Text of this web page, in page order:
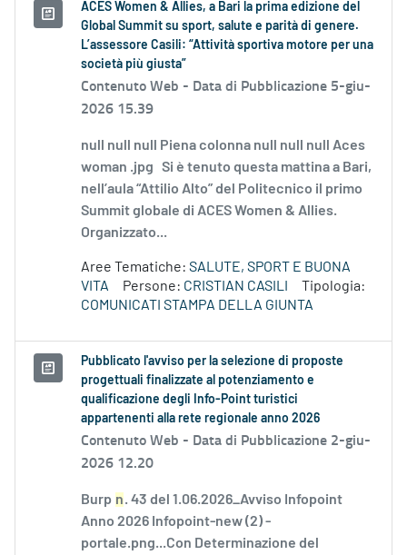
ACES Women & Allies, a Bari la prima edizione del
Global Summit su sport, salute e parità di genere.
L’assessore Casili: “Attività sportiva motore per una
società più giusta”
Contenuto Web - Data di Pubblicazione 5-giu-
2026 15.39
null null null Piena colonna null null null Aces
woman .jpg Si è tenuto questa mattina a Bari,
nell’aula “Attilio Alto” del Politecnico il primo
Summit globale di ACES Women & Allies.
Organizzato...
Aree Tematiche: SALUTE, SPORT E BUONA
VITA
Persone: CRISTIAN CASILI
Tipologia:
COMUNICATI STAMPA DELLA GIUNTA
Pubblicato l'avviso per la selezione di proposte
progettuali finalizzate al potenziamento e
qualificazione degli Info-Point turistici
appartenenti alla rete regionale anno 2026
Contenuto Web - Data di Pubblicazione 2-giu-
2026 12.20
Burp n. 43 del 1.06.2026_Avviso Infopoint
Anno 2026 Infopoint-new (2) -
portale.png...Con Determinazione del